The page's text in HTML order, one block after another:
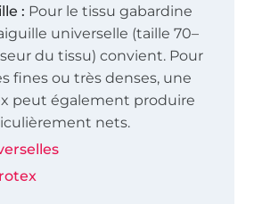
: Pour le tissu gabardine
universelle (taille 70–
du tissu) convient. Pour
fines ou très denses, une
peut également produire
nets.